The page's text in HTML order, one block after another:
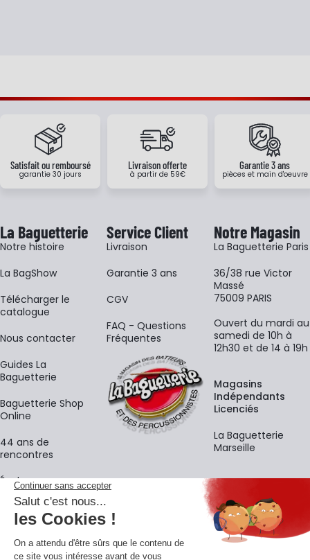
Satisfait ou remboursé
garantie 30 jours
Livraison offerte
à partir de 59€
Garantie 3 ans
pièces et main d'oeuvre
La Baguetterie
Notre histoire
La BagShow
​Télécharger le
catalogue
Nous contacter
Guides La
Baguetterie
Baguetterie Shop
Online
44 ans de
rencontres
Écoles
Service Client
Livraison
Garantie 3 ans
CGV
FAQ - Questions
Fréquentes
Notre Magasin
La Baguetterie Paris
36/38 rue Victor
Massé
75009 PARIS
Ouvert du mardi au
samedi de 10h à
12h30 et de 14 à 19h
Magasins
Indépendants
Licenciés
La Baguetterie
Marseille
La newsletter
Adresse e-mail
En vous inscrivant à notre newsletter, vous acceptez notre